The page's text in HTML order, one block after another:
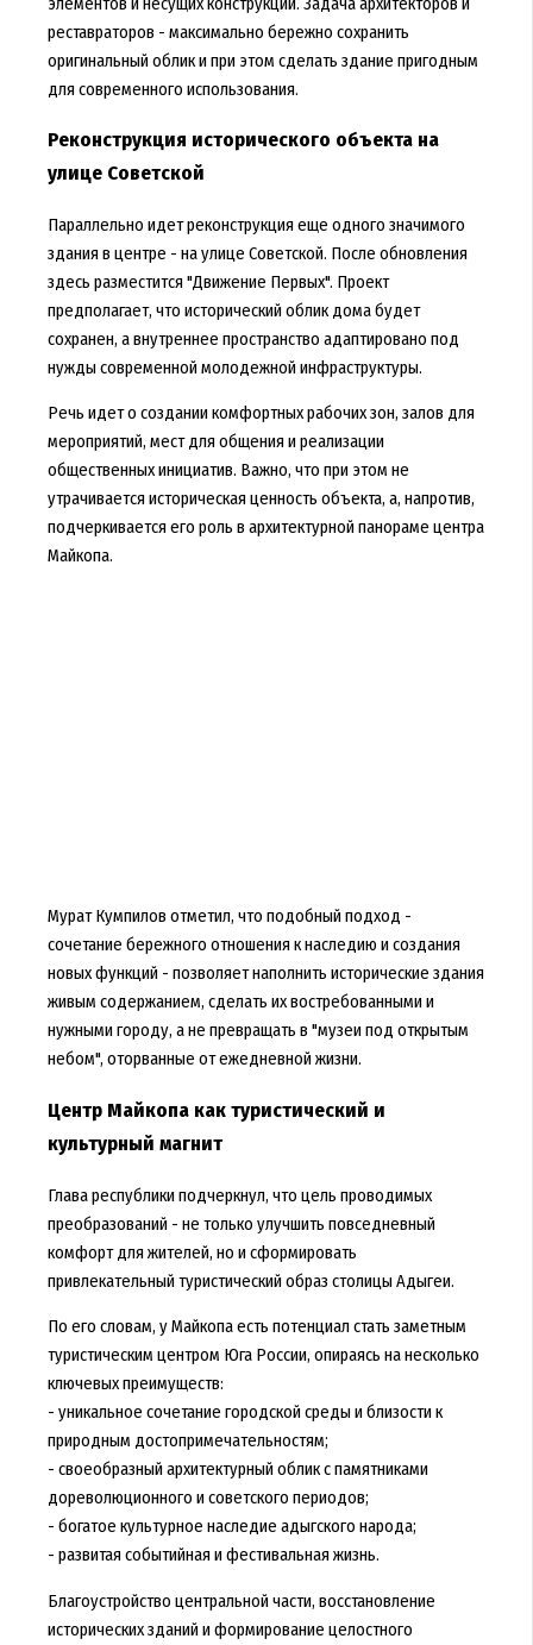
реставраторов - максимально бережно сохранить
оригинальный облик и при этом сделать здание пригодным
для современного использования.
Реконструкция исторического объекта на
улице Советской
Параллельно идет реконструкция еще одного значимого
здания в центре - на улице Советской. После обновления
здесь разместится "Движение Первых". Проект
предполагает, что исторический облик дома будет
сохранен, а внутреннее пространство адаптировано под
нужды современной молодежной инфраструктуры.
Речь идет о создании комфортных рабочих зон, залов для
мероприятий, мест для общения и реализации
общественных инициатив. Важно, что при этом не
утрачивается историческая ценность объекта, а, напротив,
подчеркивается его роль в архитектурной панораме центра
Майкопа.
Мурат Кумпилов отметил, что подобный подход -
сочетание бережного отношения к наследию и создания
новых функций - позволяет наполнить исторические здания
живым содержанием, сделать их востребованными и
нужными городу, а не превращать в "музеи под открытым
небом", оторванные от ежедневной жизни.
Центр Майкопа как туристический и
культурный магнит
Глава республики подчеркнул, что цель проводимых
преобразований - не только улучшить повседневный
комфорт для жителей, но и сформировать
привлекательный туристический образ столицы Адыгеи.
По его словам, у Майкопа есть потенциал стать заметным
туристическим центром Юга России, опираясь на несколько
ключевых преимуществ:
- уникальное сочетание городской среды и близости к
природным достопримечательностям;
- своеобразный архитектурный облик с памятниками
дореволюционного и советского периодов;
- богатое культурное наследие адыгского народа;
- развитая событийная и фестивальная жизнь.
Благоустройство центральной части, восстановление
исторических зданий и формирование целостного